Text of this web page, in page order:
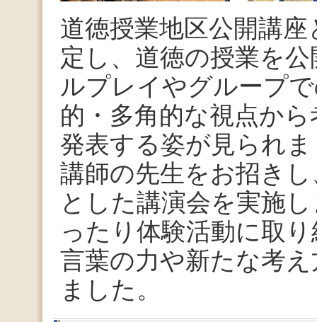
道徳授業地区公開講
定し、道徳の授業を
ルプレイやグループ
的・多角的な視点か
発表する姿が見られ
講師の先生をお招き
とした講演会を実施
ったり体験活動に取
言葉の力や新たな考
ました。